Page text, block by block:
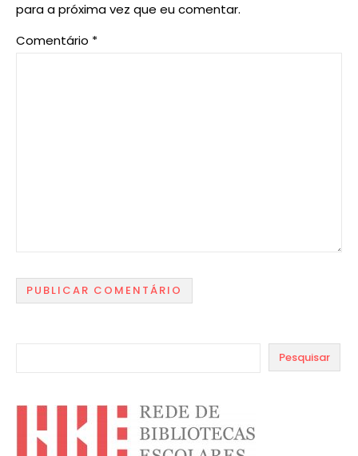
para a próxima vez que eu comentar.
Comentário *
Pesquisar